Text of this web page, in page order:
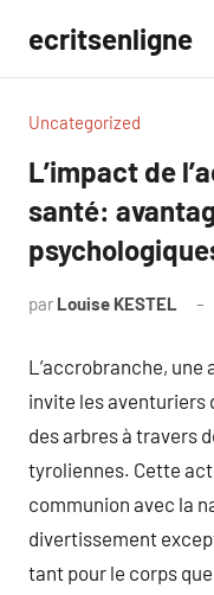
contenu
ecritsenligne
Uncategorized
L’impact de
santé:
par Louise KESTEL
L’accrobranche,
invite les aventuriers
des arbres à travers
tyroliennes. Cette
communion avec la
divertissement
tant pour le corps que